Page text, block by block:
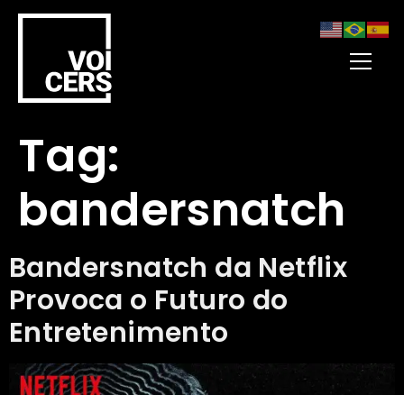
Tag:
bandersnatch
Bandersnatch da Netflix
Provoca o Futuro do
Entretenimento